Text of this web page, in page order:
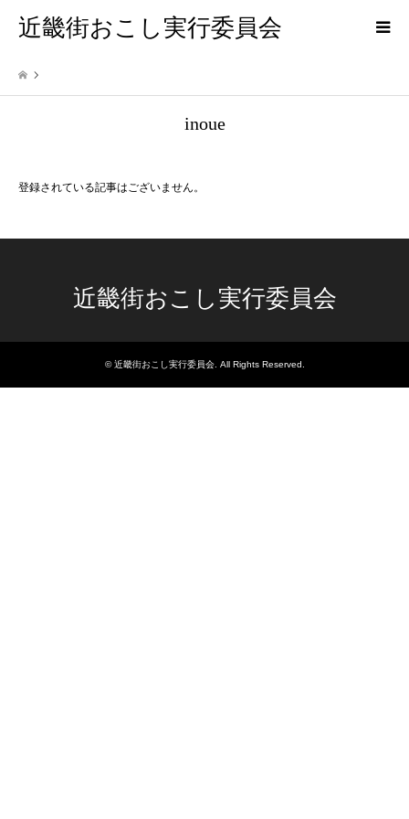
近畿街おこし実行委員会
inoue
登録されている記事はございません。
近畿街おこし実行委員会
©近畿街おこし実行委員会. All Rights Reserved.